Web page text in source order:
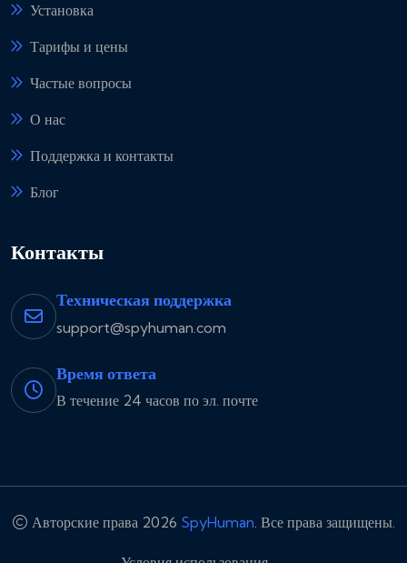
Установка
Тарифы и цены
Частые вопросы
О нас
Поддержка и контакты
Блог
Контакты
Техническая поддержка
support@spyhuman.com
Время ответа
В течение 24 часов по эл. почте
Авторские права 2026 SpyHuman . Все права защищены.